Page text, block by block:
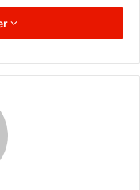
büyük
öne çıkan faydaları:
dijital